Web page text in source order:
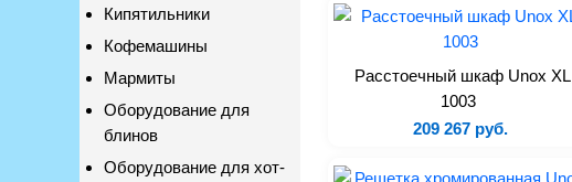
Кипятильники
Кофемашины
Мармиты
Оборудование для
блинов
Оборудование для хот-
Расстоечный шкаф Unox XL
1003
209 267 руб.